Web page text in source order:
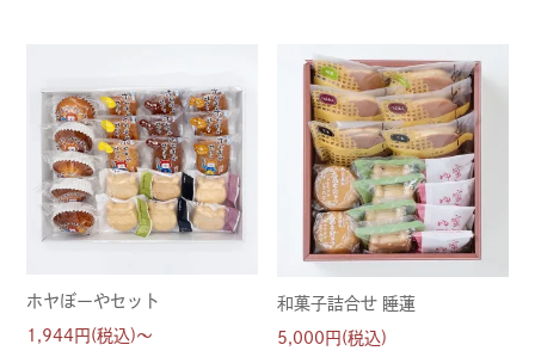
ホヤぼーやセット
1,944円(税込)～
和菓子詰合せ 睡蓮
5,000円(税込)